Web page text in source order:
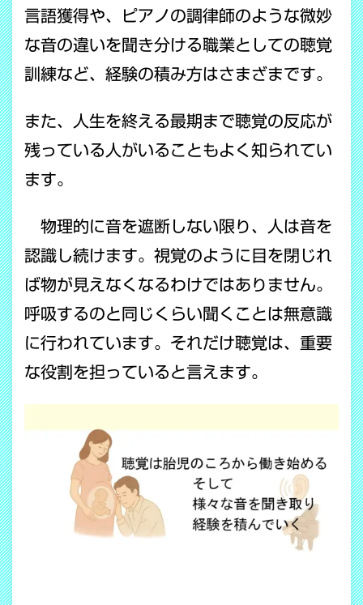
言語獲得や、ピアノの調律師のような微妙
な音の違いを聞き分ける職業としての聴覚
訓練など、経験の積み方はさまざまです。
また、人生を終える最期まで聴覚の反応が
残っている人がいることもよく知られてい
ます。
物理的に音を遮断しない限り、人は音を
認識し続けます。視覚のように目を閉じれ
ば物が見えなくなるわけではありません。
呼吸するのと同じくらい聞くことは無意識
に行われています。それだけ聴覚は、重要
な役割を担っていると言えます。